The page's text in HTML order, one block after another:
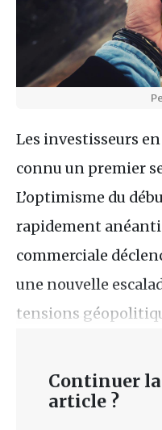
Les investisseurs
connu un premier
L’optimisme du
rapidement
commerciale
une nouvelle
tensions
Continuer
article ?